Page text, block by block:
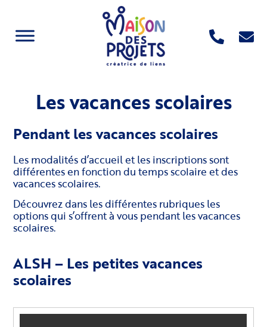
Les vacances scolaires
Pendant les vacances scolaires
Les modalités d’accueil et les inscriptions sont
différentes en fonction du temps scolaire et des
vacances scolaires.
Découvrez dans les différentes rubriques les
options qui s’offrent à vous pendant les vacances
scolaires.
ALSH – Les petites vacances
scolaires